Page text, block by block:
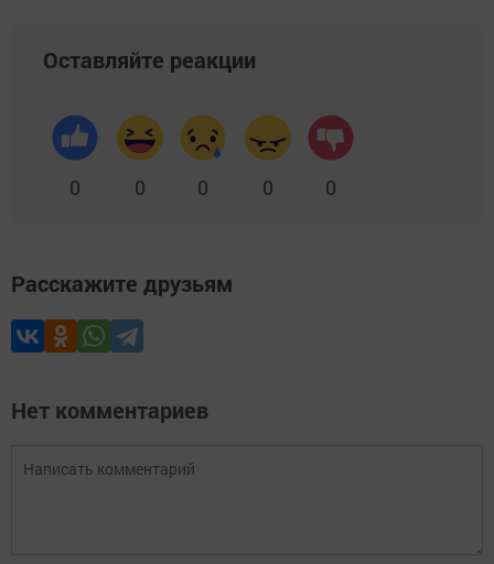
Оставляйте реакции
0 0 0 0 0
Расскажите друзьям
Нет комментариев